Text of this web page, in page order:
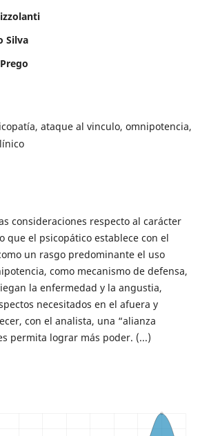
Silva
ataque al vinculo, omnipotencia,
consideraciones respecto al carácter
que el psicopático establece con el
un rasgo predominante el uso
como mecanismo de defensa,
la enfermedad y la angustia,
necesitados en el afuera y
con el analista, una “alianza
permita lograr más poder. (...)